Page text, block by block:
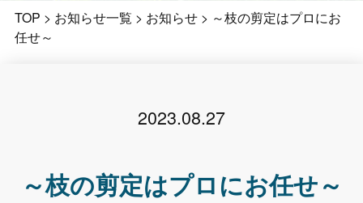
TOP > お知らせ一覧 > お知らせ> ～枝の剪定はプロにお
任せ～
2023.08.27
～枝の剪定はプロにお任せ～